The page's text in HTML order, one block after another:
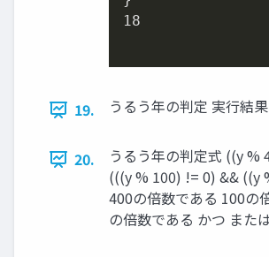
18
19. うるう年の判定 実行結
20.
うるう年の判定式 ((y %
(((y % 100) != 0) && ((y
400の倍数である 100の
の倍数である かつ また